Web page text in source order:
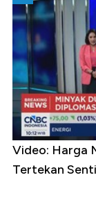
Video: Harga
Tertekan